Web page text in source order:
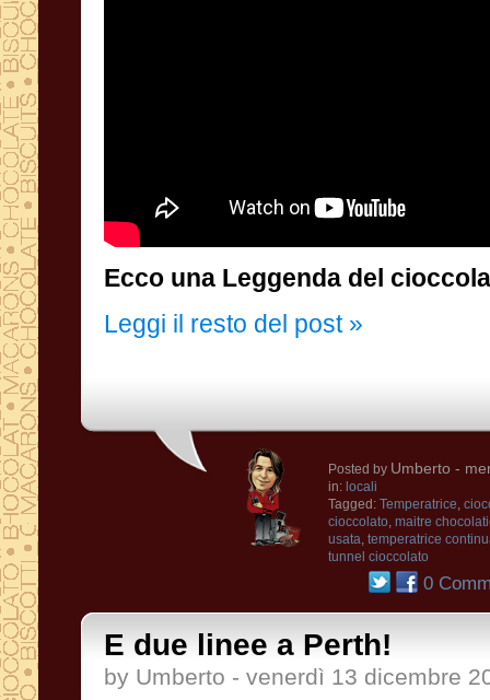
Ecco una Leggenda del
Leggi il resto del post »
Posted by Umberto -
in: locali
Tagged: Temperatrice,
cioccolato, maitre
usata, temperatrice
tunnel cioccolato
0
E due linee a Perth!
by Umberto - venerdì 13 dicembre